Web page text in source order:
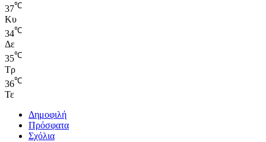
37℃
Κυ
34℃
Δε
35℃
Τρ
36℃
Τε
Δημοφιλή
Πρόσφατα
Σχόλια